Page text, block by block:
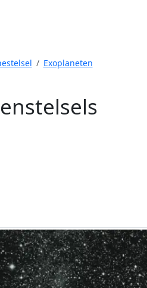
Exoplaneten